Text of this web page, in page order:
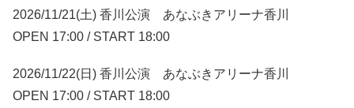
2026/11/21(土) 香川公演 あなぶきアリーナ香川
OPEN 17:00 / START 18:00
2026/11/22(日) 香川公演 あなぶきアリーナ香川
OPEN 17:00 / START 18:00